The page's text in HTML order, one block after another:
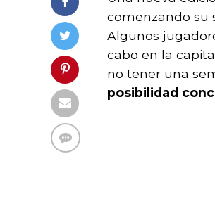
comenzando su
Algunos
cabo en la
no tener una
posibilidad